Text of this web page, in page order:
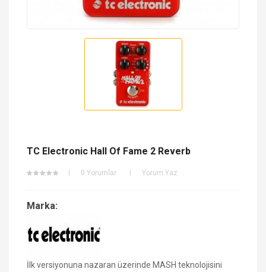
TC Electronic Hall Of Fame 2 Reverb
0 Yorumlar Yorum Yaz
Marka:
İlk versiyonuna nazaran üzerinde MASH teknolojisini